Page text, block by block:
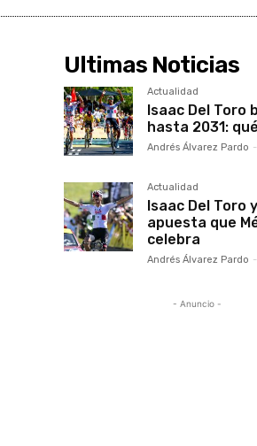
Ultimas Noticias
Actualidad
Isaac Del Toro
hasta 2031:
Andrés Álvarez Pardo -
Actualidad
Isaac Del Toro
apuesta que
celebra
Andrés Álvarez Pardo -
- Anuncio -